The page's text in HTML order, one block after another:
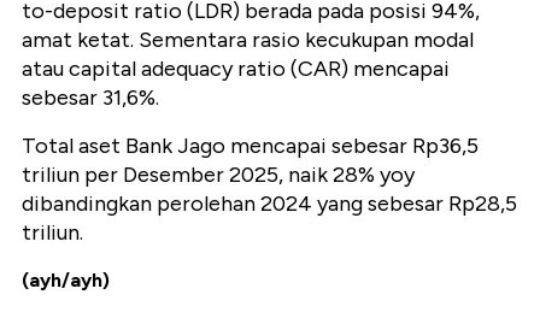
to-deposit ratio (LDR) berada pada posisi 94%,
amat ketat. Sementara rasio kecukupan modal
atau capital adequacy ratio (CAR) mencapai
sebesar 31,6%.
Total aset Bank Jago mencapai sebesar Rp36,5
triliun per Desember 2025, naik 28% yoy
dibandingkan perolehan 2024 yang sebesar Rp28,5
triliun.
(ayh/ayh)